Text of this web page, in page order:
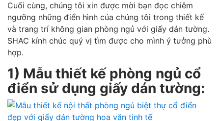
Cuối cùng, chúng tôi xin được mời bạn đọc chiêm
ngưỡng những điển hình của chúng tôi trong thiết kế
và trang trí không gian phòng ngủ với giấy dán tường.
SHAC kính chúc quý vị tìm được cho mình ý tưởng phù
hợp.
1) Mẫu thiết kế phòng ngủ cổ
điển sử dụng giấy dán tường: